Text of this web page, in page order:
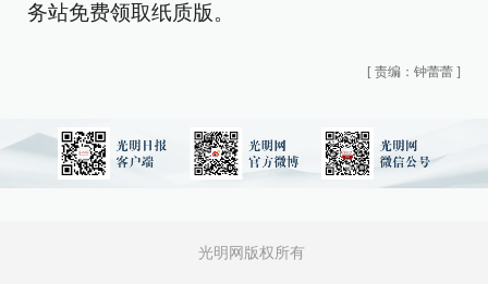
务站免费领取纸质版。
[ 责编：钟蕾蕾 ]
光明网版权所有